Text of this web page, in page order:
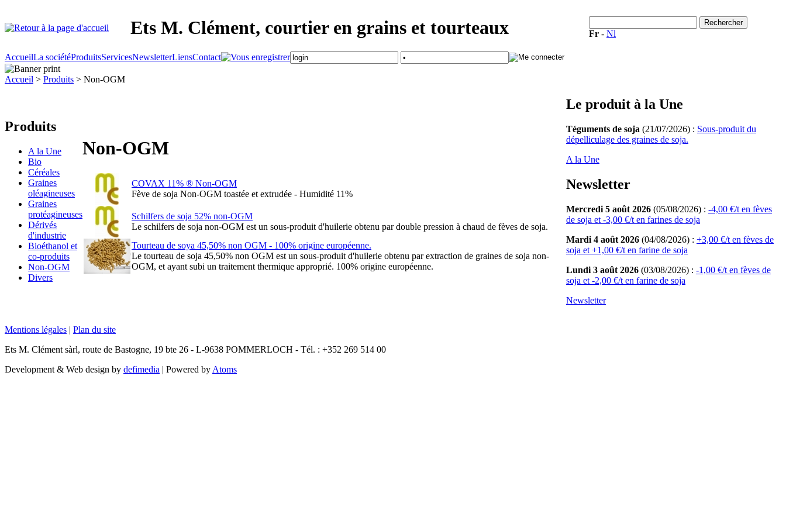
Ets M. Clément, courtier en grains et tourteaux Fr - Nl
AccueilLa sociétéProduitsServicesNewsletterLiensContact
Accueil > Produits > Non-OGM
Produits
A la Une
Bio
Céréales
Graines
oléagineuses
Graines
protéagineuses
Dérivés
d'industrie
Bioéthanol et
co-produits
Non-OGM
Divers
Non-OGM
COVAX 11% ® Non-OGM
Fève de soja Non-OGM toastée et extrudée - Humidité 11%
Schilfers de soja 52% non-OGM
Le schilfers de soja non-OGM est un sous-produit d'huilerie obtenu par double pression à chaud de fèves de soja.
Tourteau de soya 45,50% non OGM - 100% origine européenne.
Le tourteau de soja 45,50% non OGM est un sous-produit d'huilerie obtenu par extraction de graines de soja non-
OGM, et ayant subi un traitement thermique approprié. 100% origine européenne.
Le produit à la Une
Téguments de soja (21/07/2026) : Sous-produit du
dépelliculage des graines de soja.
A la Une
Newsletter
Mercredi 5 août 2026 (05/08/2026) : -4,00 €/t en fèves
de soja et -3,00 €/t en farines de soja
Mardi 4 août 2026 (04/08/2026) : +3,00 €/t en fèves de
soja et +1,00 €/t en farine de soja
Lundi 3 août 2026 (03/08/2026) : -1,00 €/t en fèves de
soja et -2,00 €/t en farine de soja
Newsletter
Mentions légales | Plan du site
Ets M. Clément sàrl, route de Bastogne, 19 bte 26 - L-9638 POMMERLOCH - Tél. : +352 269 514 00
Development & Web design by defimedia | Powered by Atoms